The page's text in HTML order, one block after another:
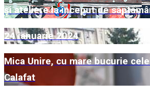
și ateliere la început de
24 ianuarie 2024
Mica Unire, cu mare bucurie
Calafat